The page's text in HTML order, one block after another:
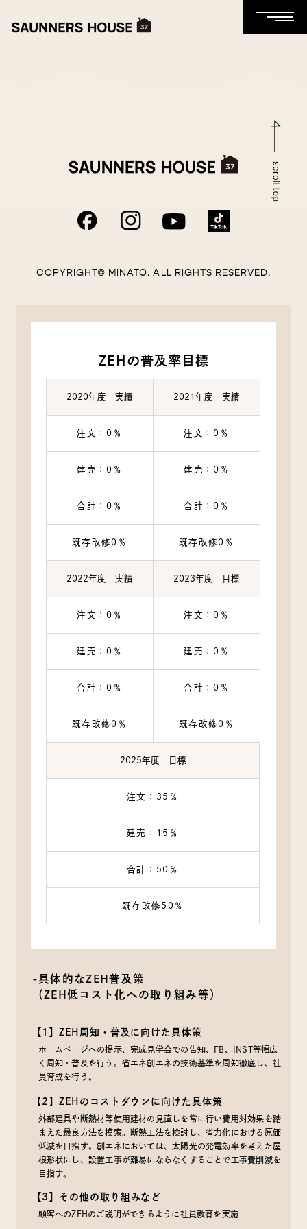
COPYRIGHT© MINATO. ALL RIGHTS RESERVED.
ZEHの普及率目標
2020年度 実績 2021年度 実績
注文：0％ 注文：0％
建売：0％ 建売：0％
合計：0％ 合計：0％
既存改修0％ 既存改修0％
2022年度 実績 2023年度 目標
注文：0％ 注文：0％
建売：0％ 建売：0％
合計：0％ 合計：0％
既存改修0％ 既存改修0％
2025年度 目標
注文：35％
建売：15％
合計：50％
既存改修50％
-具体的なZEH普及策
（ZEH低コスト化への取り組み等）
【1】ZEH周知・普及に向けた具体策
ホームページへの提示、完成見学会での告知、FB、INST等幅広
く周知・普及を行う。省エネ創エネの技術基準を周知徹底し、社
員育成を行う。
【2】ZEHのコストダウンに向けた具体策
外部建具や断熱材等使用建材の見直しを常に行い費用対効果を踏
まえた最良方法を模索。断熱工法を検討し、省力化における原価
低減を目指す。創エネにおいては、太陽光の発電効率を考えた屋
根形状にし、設置工事が難易にならなくすることで工事費削減を
目指す。
【3】その他の取り組みなど
顧客へのZEHのご説明ができるように社員教育を実施